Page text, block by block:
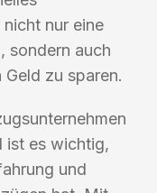
nur eine
sondern auch
zu sparen.
ist es wichtig,
und